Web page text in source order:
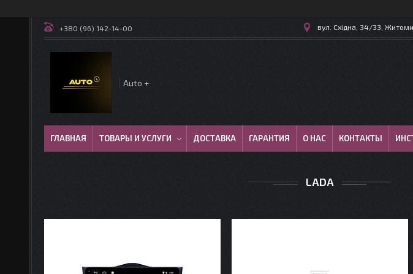
+380 (96) 142-14-00 вул. Східна, 34/33,
Auto +
ГЛАВНАЯ ТОВАРЫ И УСЛУГИ ДОСТАВКА ГАРАНТИЯ О НАС КОНТАКТЫ
LADA